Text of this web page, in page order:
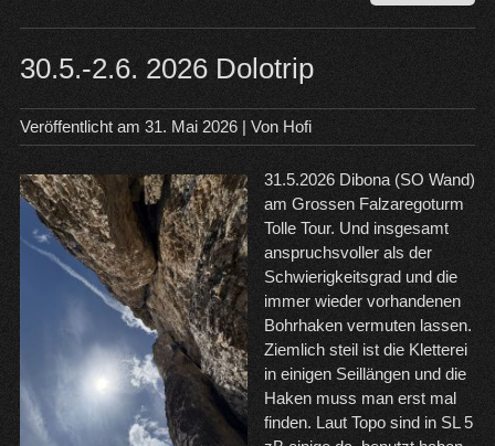
30.5.-2.6. 2026 Dolotrip
Veröffentlicht am 31. Mai 2026| Von Hofi
31.5.2026 Dibona (SO Wand)
am Grossen Falzaregoturm
Tolle Tour. Und insgesamt
anspruchsvoller als der
Schwierigkeitsgrad und die
immer wieder vorhandenen
Bohrhaken vermuten lassen.
Ziemlich steil ist die Kletterei
in einigen Seillängen und die
Haken muss man erst mal
finden. Laut Topo sind in SL 5